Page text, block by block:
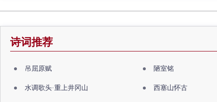
诗词推荐
吊屈原赋 陋室铭
水调歌头·重上井冈山 西塞山怀古